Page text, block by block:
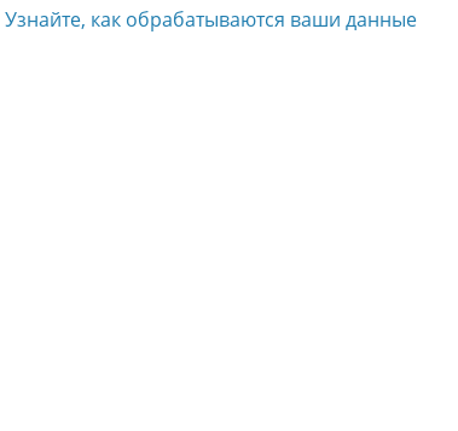
Узнайте, как обрабатываются ваши данные